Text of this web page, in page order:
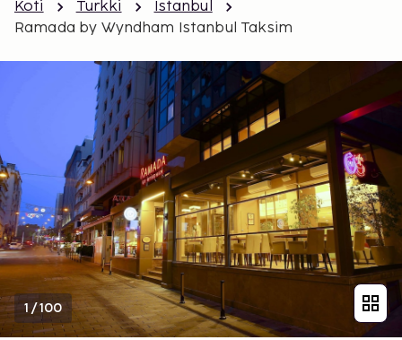
Koti Turkki
Istanbul
Ramada by Wyndham Istanbul Taksim
1 /100